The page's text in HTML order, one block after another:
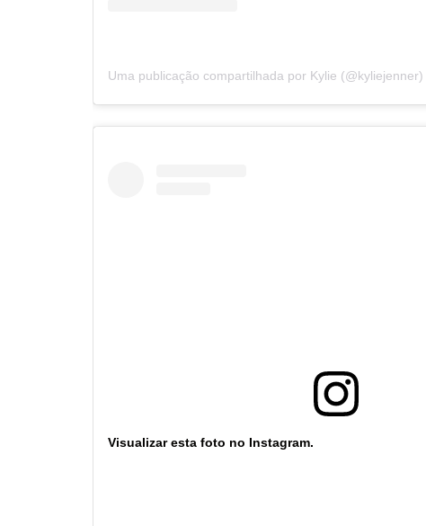
Uma publicação compartilhada por Kylie (@kyliejenner)
Visualizar esta foto no Instagram.